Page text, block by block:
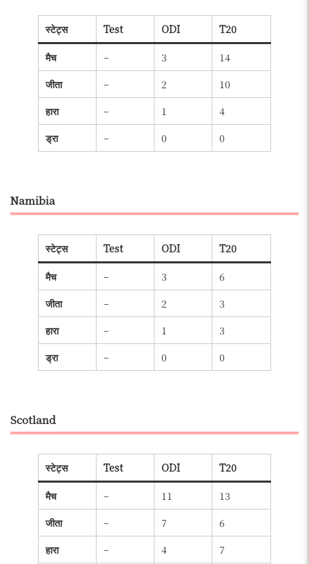
स्टेट्स Test ODI T20
मैच – 3
14
जीता
– 2
10
हारा
– 1
4
ड्रा
– 0 0
Namibia
स्टेट्स Test ODI T20
मैच – 3
6
जीता
– 2
3
हारा
– 1
3
ड्रा
– 0 0
Scotland
स्टेट्स Test ODI T20
मैच – 11
13
जीता
– 7
6
हारा
– 4 7